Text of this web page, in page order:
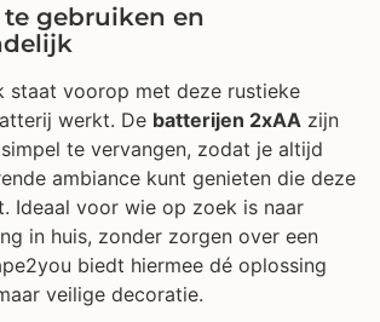
gebruiken en
staat voorop met deze rustieke
werkt. De batterijen 2xAA zijn
te vervangen, zodat je altijd
ambiance kunt genieten die deze
Ideaal voor wie op zoek is naar
in huis, zonder zorgen over een
biedt hiermee dé oplossing
veilige decoratie.